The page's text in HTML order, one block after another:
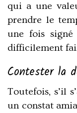
qui a une
prendre le
une fois
difficilement
Contester la
Toutefois, s’il
un constat